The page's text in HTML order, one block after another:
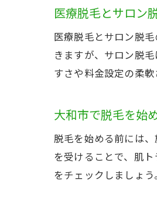
医療脱毛とサロン
医療脱毛とサロン脱
きますが、サロン脱
すさや料金設定の柔
大和市で脱毛を始
脱毛を始める前には
を受けることで、肌
をチェックしましょ